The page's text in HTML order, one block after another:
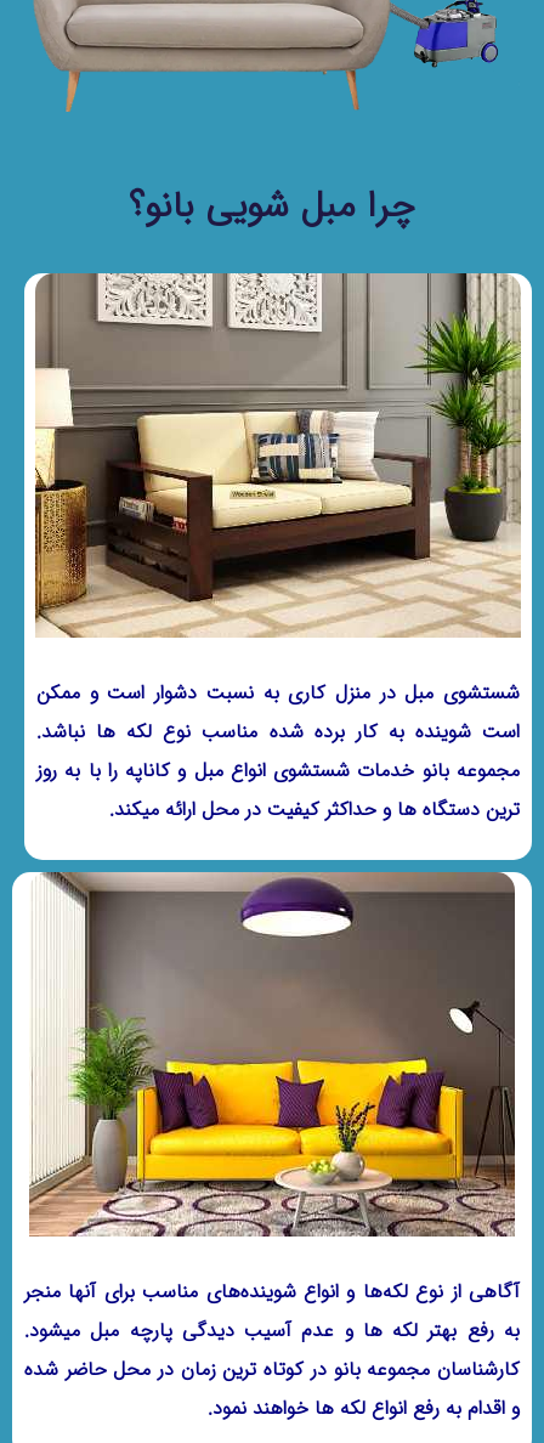
چرا مبل شویی بانو؟
شستشوی مبل در منزل کاری به نسبت دشوار است و ممکن
است شوینده به کار برده شده مناسب نوع لکه ها نباشد.
مجموعه بانو خدمات شستشوی انواع مبل و کاناپه را با به روز
ترین دستگاه ها و حداکثر کیفیت در محل ارائه میکند.
آگاهی از نوع لکه‌ها و انواع شوینده‌های مناسب برای آنها منجر
به رفع بهتر لکه ها و عدم آسیب دیدگی پارچه مبل میشود.
کارشناسان مجموعه بانو در کوتاه ترین زمان در محل حاضر شده
و اقدام به رفع انواع لکه ها خواهند نمود.